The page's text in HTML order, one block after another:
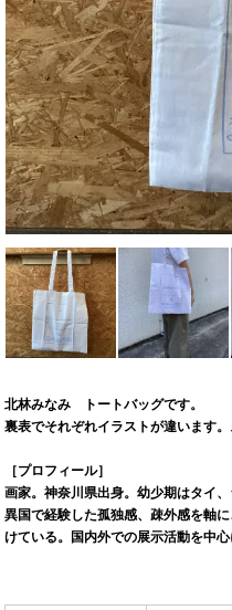
北林みなみ トートバッグです。
裏表でそれぞれイラストが違います
［プロフィール］
画家。神奈川県出身。幼少期はタイ、
異国で経験した孤独感、疎外感を軸
けている。国内外での展示活動を中心